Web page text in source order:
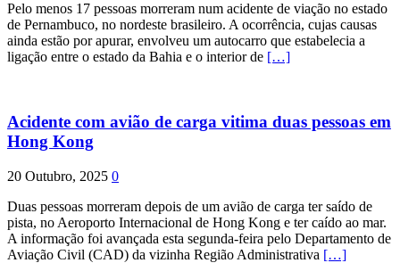
Pelo menos 17 pessoas morreram num acidente de viação no estado
de Pernambuco, no nordeste brasileiro. A ocorrência, cujas causas
ainda estão por apurar, envolveu um autocarro que estabelecia a
ligação entre o estado da Bahia e o interior de […]
Acidente com avião de carga vitima duas pessoas em
Hong Kong
20 Outubro, 2025 0
Duas pessoas morreram depois de um avião de carga ter saído de
pista, no Aeroporto Internacional de Hong Kong e ter caído ao mar.
A informação foi avançada esta segunda-feira pelo Departamento de
Aviação Civil (CAD) da vizinha Região Administrativa […]